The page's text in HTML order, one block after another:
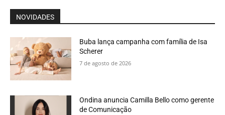
NOVIDADES
Buba lança campanha com família de Isa
Scherer
7 de agosto de 2026
Ondina anuncia Camilla Bello como gerente
de Comunicação